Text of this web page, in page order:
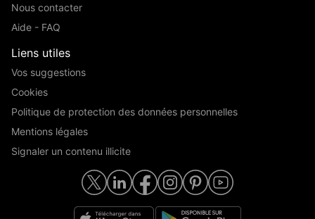
Nous contacter
Aide - FAQ
Liens utiles
Vos suggestions
Cookies
Politique de protection des données personnelles
Mentions légales
Signaler un contenu illicite